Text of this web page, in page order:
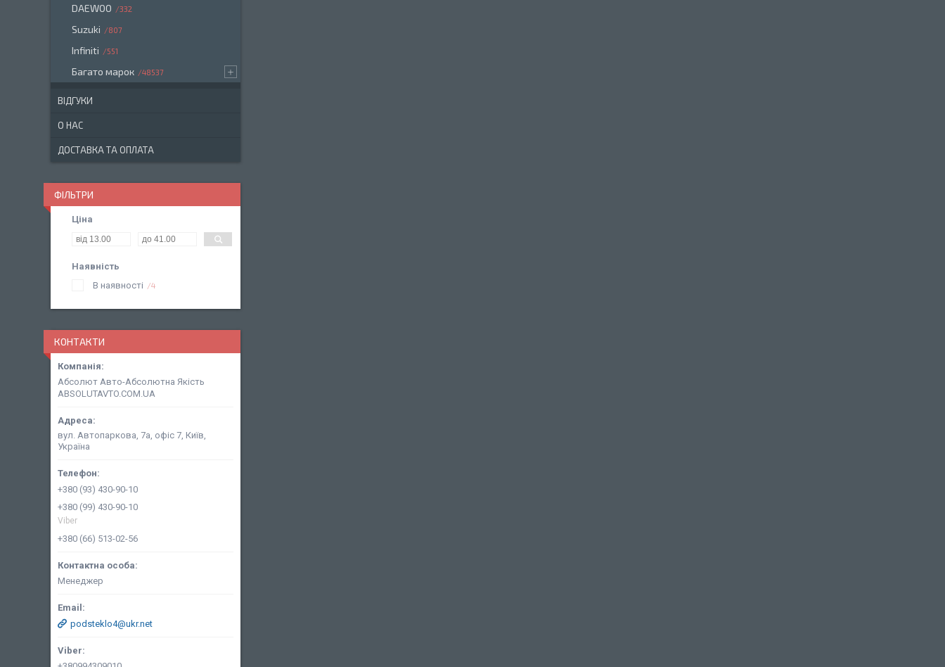
DAEWOO 332
Suzuki 807
Infiniti 551
Багато марок 48537
ВІДГУКИ
О НАС
ДОСТАВКА ТА ОПЛАТА
ФІЛЬТРИ
Ціна
Наявність
В наявності
4
КОНТАКТИ
Абсолют Авто-Абсолютна Якість
ABSOLUTAVTO.COM.UA
вул. Автопаркова, 7а, офіс 7, Київ,
Україна
+380 (93) 430-90-10
+380 (99) 430-90-10
Viber
+380 (66) 513-02-56
Менеджер
podsteklo4@ukr.net